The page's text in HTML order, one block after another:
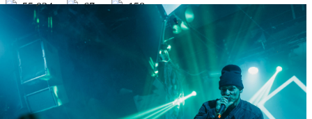
55 034
67 158
Ссылка на отбор фото